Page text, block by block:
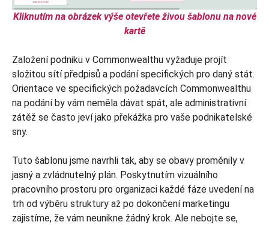
Kliknutím na obrázek výše otevřete živou šablonu na nové
kartě
Založení podniku v Commonwealthu vyžaduje projít
složitou sítí předpisů a podání specifických pro daný stát.
Orientace ve specifických požadavcích Commonwealthu
na podání by vám neměla dávat spát, ale administrativní
zátěž se často jeví jako překážka pro vaše podnikatelské
sny.
Tuto šablonu jsme navrhli tak, aby se obavy proměnily v
jasný a zvládnutelný plán. Poskytnutím vizuálního
pracovního prostoru pro organizaci každé fáze uvedení na
trh od výběru struktury až po dokončení marketingu
zajistíme, že vám neunikne žádný krok. Ale nebojte se,